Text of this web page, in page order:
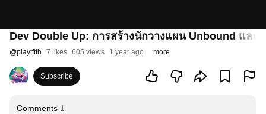
Dev Double Up: การสร้างนักวางแผน Unbound แล
@playtftth 7 likes 605 views 1 year ago more
Subscribe
Comments 1